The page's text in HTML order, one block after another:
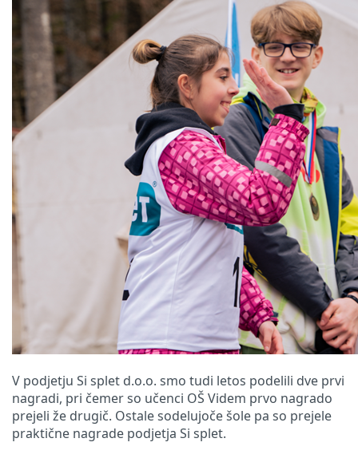
V podjetju Si splet d.o.o. smo tudi letos podelili dve prvi
nagradi, pri čemer so učenci OŠ Videm prvo nagrado
prejeli že drugič. Ostale sodelujoče šole pa so prejele
praktične nagrade podjetja Si splet.